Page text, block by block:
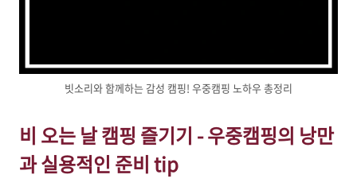
빗소리와 함께하는 감성 캠핑! 우중캠핑 노하우 총정리
비 오는 날 캠핑 즐기기 - 우중캠핑의 낭만
과 실용적인 준비 tip